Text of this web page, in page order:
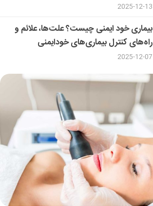
2025-12-13
بیماری خود ایمنی چیست؟ علت‌ها، علائم و
راه‌های کنترل بیماری‌های خودایمنی
2025-12-07